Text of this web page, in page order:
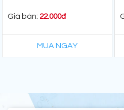
Giá bán: 22.000đ
MUA NGAY